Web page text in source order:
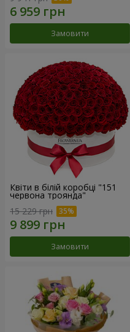
Замовити
Квіти в білій коробці "151
червона троянда"
15 229 грн
Замовити